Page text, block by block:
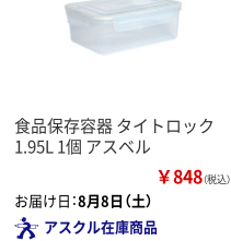
食品保存容器 タイトロック
1.95L 1個 アスベル
￥848（税込）
お届け日：8月8日（土）
アスクル在庫商品